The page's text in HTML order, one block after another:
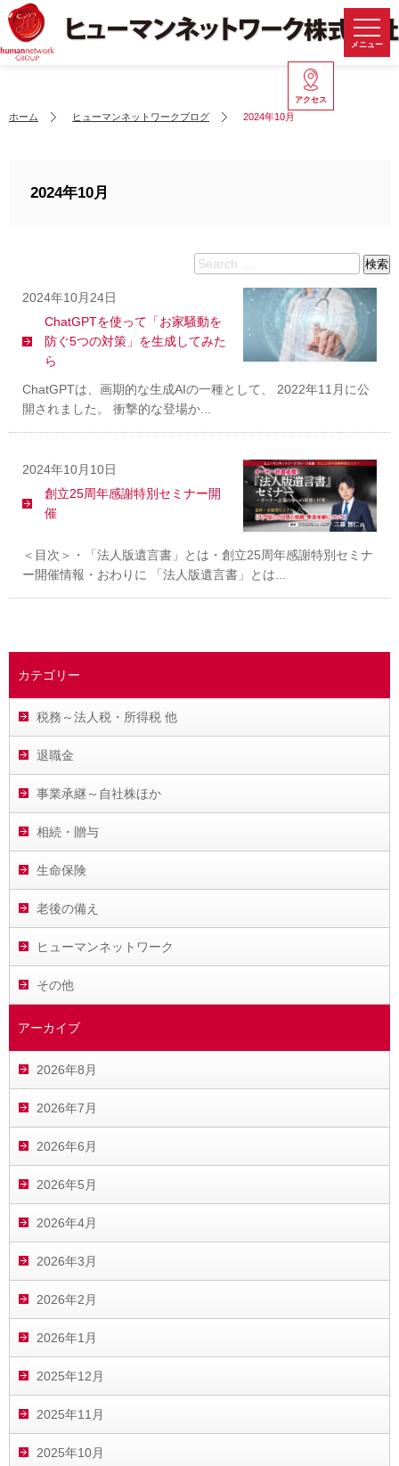
メニュー
アクセス
ホーム ヒューマンネットワークブログ 2024年10月
2024年10月
カテゴリー
税務～法人税・所得税 他
退職金
事業承継～自社株ほか
相続・贈与
生命保険
老後の備え
ヒューマンネットワーク
その他
アーカイブ
2026年8月
2026年7月
2026年6月
2026年5月
2026年4月
2026年3月
2026年2月
2026年1月
2025年12月
2025年11月
2025年10月
Search
検索
2024年10月24日
ChatGPTを使って「お家騒動を
防ぐ5つの対策」を生成してみた
ら
ChatGPTは、画期的な生成AIの一種として、 2022年11月に公
開されました。 衝撃的な登場か...
2024年10月10日
創立25周年感謝特別セミナー開
催
＜目次＞・「法人版遺言書」とは・創立25周年感謝特別セミナ
ー開催情報・おわりに 「法人版遺言書」とは...